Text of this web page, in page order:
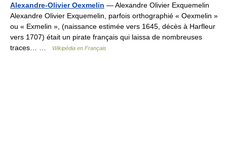
Alexandre-Olivier Oexmelin — Alexandre Olivier Exquemelin
Alexandre Olivier Exquemelin, parfois orthographié « Oexmelin »
ou « Exmelin », (naissance estimée vers 1645, décès à Harfleur
vers 1707) était un pirate français qui laissa de nombreuses
traces… …
Wikipédia en Français